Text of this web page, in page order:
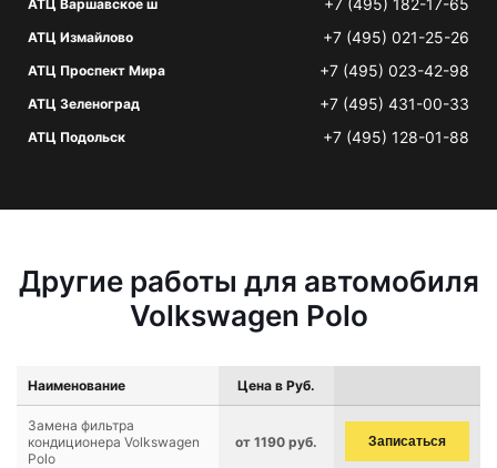
АТЦ Варшавское ш +7 (495) 182-17-65
АТЦ Измайлово +7 (495) 021-25-26
АТЦ Проспект Мира +7 (495) 023-42-98
АТЦ Зеленоград +7 (495) 431-00-33
АТЦ Подольск +7 (495) 128-01-88
Другие работы для автомобиля
Volkswagen Polo
Наименование Цена в Руб.
Замена фильтра
кондиционера Volkswagen
Polo
от 1190 руб. Записаться